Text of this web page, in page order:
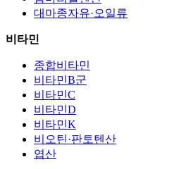
대마종자유·오일류
비타민
종합비타민
비타민B군
비타민C
비타민D
비타민K
비오틴·판토텐산
엽산